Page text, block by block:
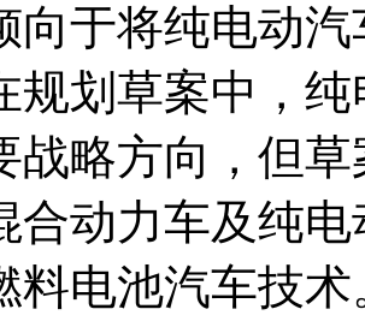
向于将纯电动
规划草案中，
战略方向，但
合动力车及纯
料电池汽车技术